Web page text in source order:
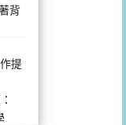
背
提